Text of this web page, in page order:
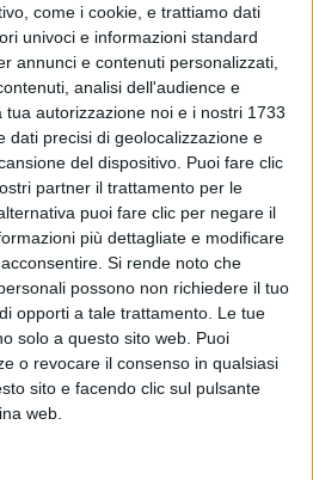
come i cookie, e trattiamo dati
univoci e informazioni standard
annunci e contenuti personalizzati,
analisi dell'audience e
tua autorizzazione noi e i nostri 1733
dati precisi di geolocalizzazione e
del dispositivo. Puoi fare clic
partner il trattamento per le
puoi fare clic per negare il
più dettagliate e modificare
Si rende noto che
possono non richiedere il tuo
opporti a tale trattamento. Le tue
solo a questo sito web. Puoi
o revocare il consenso in qualsiasi
sito e facendo clic sul pulsante
web.
nel cast di “One
Home”
John, un evento mondiale per
Contattaci